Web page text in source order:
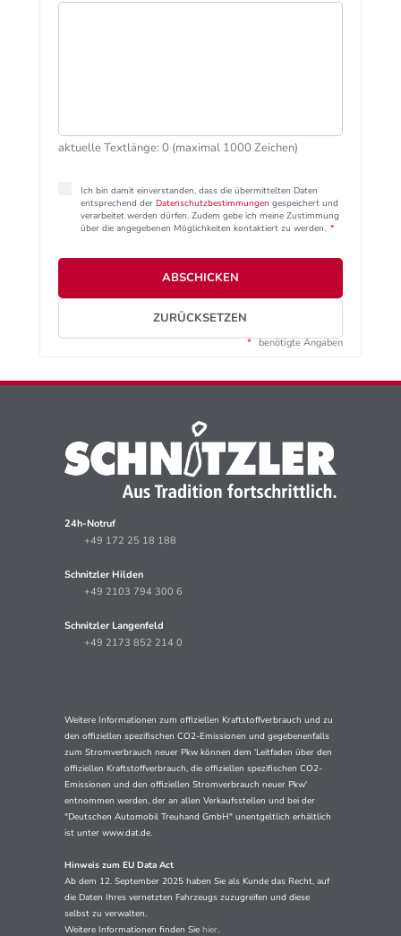
aktuelle Textlänge: 0 (maximal 1000 Zeichen)
Ich bin damit einverstanden, dass die übermittelten Daten
entsprechend der Datenschutzbestimmungen gespeichert und
verarbeitet werden dürfen. Zudem gebe ich meine Zustimmung
über die angegebenen Möglichkeiten kontaktiert zu werden. *
ABSCHICKEN
ZURÜCKSETZEN
* benötigte Angaben
24h-Notruf
+49 172 25 18 188
Schnitzler Hilden
+49 2103 794 300 6
Schnitzler Langenfeld
+49 2173 852 214 0
Weitere Informationen zum offiziellen Kraftstoffverbrauch und zu
den offiziellen spezifischen CO2-Emissionen und gegebenenfalls
zum Stromverbrauch neuer Pkw können dem 'Leitfaden über den
offiziellen Kraftstoffverbrauch, die offiziellen spezifischen CO2-
Emissionen und den offiziellen Stromverbrauch neuer Pkw'
entnommen werden, der an allen Verkaufsstellen und bei der
"Deutschen Automobil Treuhand GmbH" unentgeltlich erhältlich
ist unter www.dat.de.
Hinweis zum EU Data Act
Ab dem 12. September 2025 haben Sie als Kunde das Recht, auf
die Daten Ihres vernetzten Fahrzeugs zuzugreifen und diese
selbst zu verwalten.
Weitere Informationen finden Sie hier.